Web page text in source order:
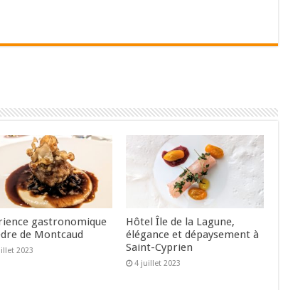
gastronomique
de Montcaud
2023
Hôtel Île de la Lagune,
élégance et dépaysement à
Saint-Cyprien
4 juillet 2023